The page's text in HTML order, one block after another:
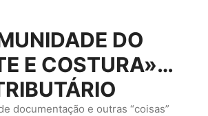
DO
E COSTURA»…
documentação e outras “coisas”